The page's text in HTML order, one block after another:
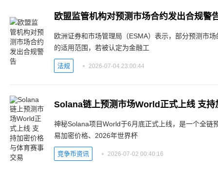
欧盟监管机构对预测市场合约发出合规警
欧洲证券和市场管理局（ESMA）表示，部分预测市
的适用范围，若被认定为金融工
法规 2026-07-04 23:00:44
Solana链上预测市场World正式上线 支持
神秘Solana项目World于6月底正式上线，是一个全链
易加密价格、2026年世界杯
竞争币资讯 2026-07-02 00:40:16